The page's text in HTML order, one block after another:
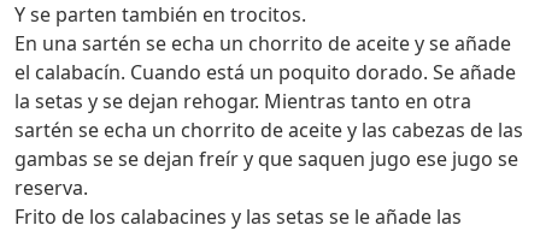
Y se parten también en trocitos.
En una sartén se echa un chorrito de aceite y se añade
el calabacín. Cuando está un poquito dorado. Se añade
la setas y se dejan rehogar. Mientras tanto en otra
sartén se echa un chorrito de aceite y las cabezas de las
gambas se se dejan freír y que saquen jugo ese jugo se
reserva.
Frito de los calabacines y las setas se le añade las